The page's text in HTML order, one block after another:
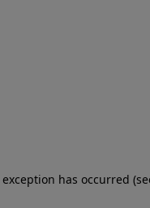
has occurred